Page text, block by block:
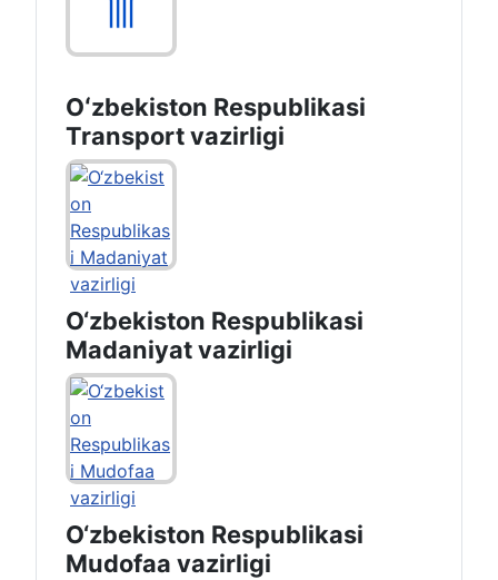
Oʻzbekiston Respublikasi
Transport vazirligi
O‘zbekiston Respublikasi
Madaniyat vazirligi
O‘zbekiston Respublikasi
Mudofaa vazirligi